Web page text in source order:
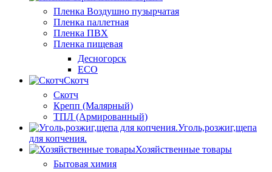
Пленка Воздушно пузырчатая
Пленка паллетная
Пленка ПВХ
Пленка пищевая
Десногорск
ECO
Скотч
Скотч
Крепп (Малярный)
ТПЛ (Армированный)
Уголь,розжиг,щепа
для копчения.
Хозяйственные товары
Бытовая химия